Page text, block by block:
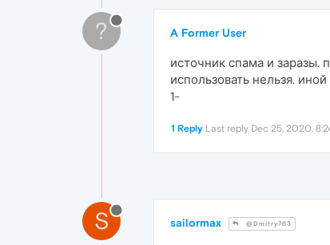
? A Former User
источник спама и заразы.
использовать нельзя.
1-
1 Reply Last reply Dec 25, 2020,
S sailormax @Dmitry763